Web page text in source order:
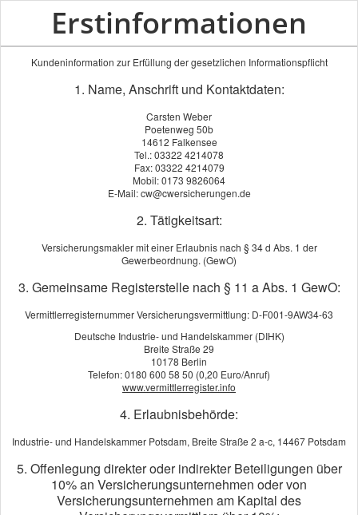
Bauleistung
Erstinformationen
Kundeninformation zur Erfüllung der gesetzlichen Informationspflicht
1. Name, Anschrift und Kontaktdaten:
Carsten Weber
Poetenweg 50b
14612 Falkensee
Tel.: 03322 4214078
Fax: 03322 4214079
Mobil: 0173 9826064
E-Mail: cw@cwersicherungen.de
2. Tätigkeitsart:
Versicherungsmakler mit einer Erlaubnis nach § 34 d Abs. 1 der
Gewerbeordnung. (GewO)
3. Gemeinsame Registerstelle nach § 11 a Abs. 1 GewO:
Vermittlerregisternummer Versicherungsvermittlung: D-F001-9AW34-63
Deutsche Industrie- und Handelskammer (DIHK)
Breite Straße 29
10178 Berlin
Telefon: 0180 600 58 50 (0,20 Euro/Anruf)
www.vermittlerregister.info
4. Erlaubnisbehörde:
Industrie- und Handelskammer Potsdam, Breite Straße 2 a-c, 14467 Potsdam
5. Offenlegung direkter oder indirekter Beteiligungen über
10% an Versicherungsunternehmen oder von
Versicherungsunternehmen am Kapital des